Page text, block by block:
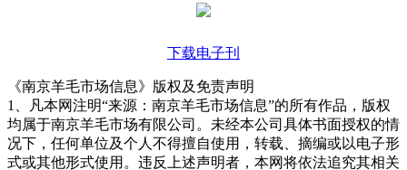
下载电子刊
《南京羊毛市场信息》版权及免责声明
1、凡本网注明“来源：南京羊毛市场信息”的所有作品，版权
均属于南京羊毛市场有限公司。未经本公司具体书面授权的情
况下，任何单位及个人不得擅自使用，转载、摘编或以电子形
式或其他形式使用。违反上述声明者，本网将依法追究其相关